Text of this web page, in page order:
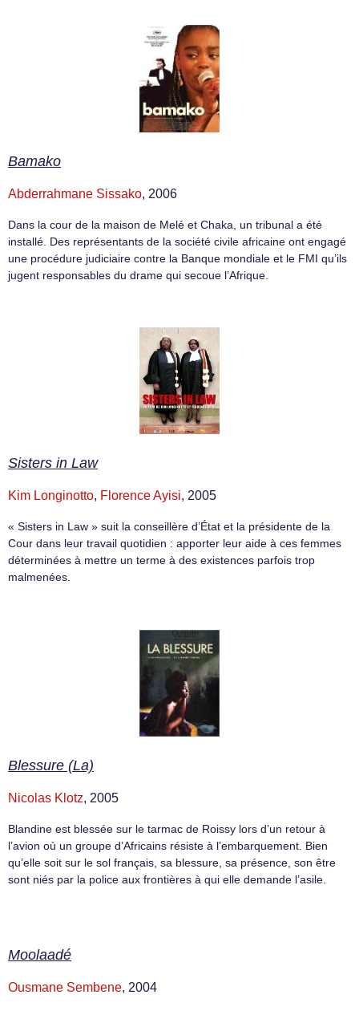
Bamako
Abderrahmane Sissako, 2006
Dans la cour de la maison de Melé et Chaka, un tribunal a été
installé. Des représentants de la société civile africaine ont engagé
une procédure judiciaire contre la Banque mondiale et le FMI qu’ils
jugent responsables du drame qui secoue l’Afrique.
Sisters in Law
Kim Longinotto, Florence Ayisi, 2005
« Sisters in Law » suit la conseillère d’État et la présidente de la
Cour dans leur travail quotidien : apporter leur aide à ces femmes
déterminées à mettre un terme à des existences parfois trop
malmenées.
Blessure (La)
Nicolas Klotz, 2005
Blandine est blessée sur le tarmac de Roissy lors d’un retour à
l’avion où un groupe d’Africains résiste à l’embarquement. Bien
qu’elle soit sur le sol français, sa blessure, sa présence, son être
sont niés par la police aux frontières à qui elle demande l’asile.
Moolaadé
Ousmane Sembene, 2004